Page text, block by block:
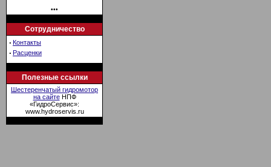
•••
Сотрудничество
· Контакты
· Расценки
Полезные ссылки
Шестеренчатый гидромотор
на сайтеНПФ
«ГидроСервис»:
www.hydroservis.ru